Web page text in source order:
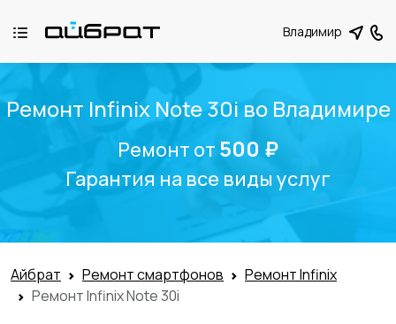
Владимир
Ремонт Infinix Note 30i во Владимире
Ремонт от 500 ₽
Гарантия на все виды услуг
Айбрат Ремонт смартфонов
Ремонт Infinix
Ремонт Infinix Note 30i